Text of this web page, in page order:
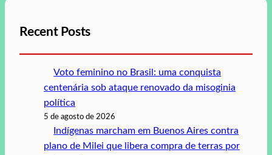
Recent Posts
Voto feminino no Brasil: uma conquista
centenária sob ataque renovado da misoginia
política
5 de agosto de 2026
Indígenas marcham em Buenos Aires contra
plano de Milei que libera compra de terras por